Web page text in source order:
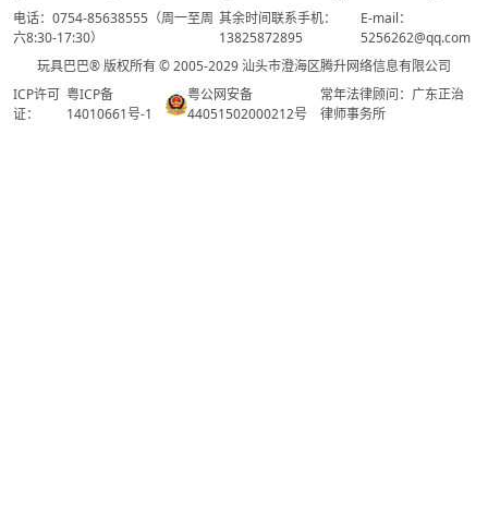
电话：0754-85638555（周一至周
六8:30-17:30）
其余时间联系手机：
13825872895
E-mail：
5256262@qq.com
玩具巴巴® 版权所有 © 2005-2029 汕头市澄海区腾升网络信息有限公司
ICP许可
证：
粤ICP备
14010661号-1
粤公网安备
44051502000212号
常年法律顾问：广东正治
律师事务所